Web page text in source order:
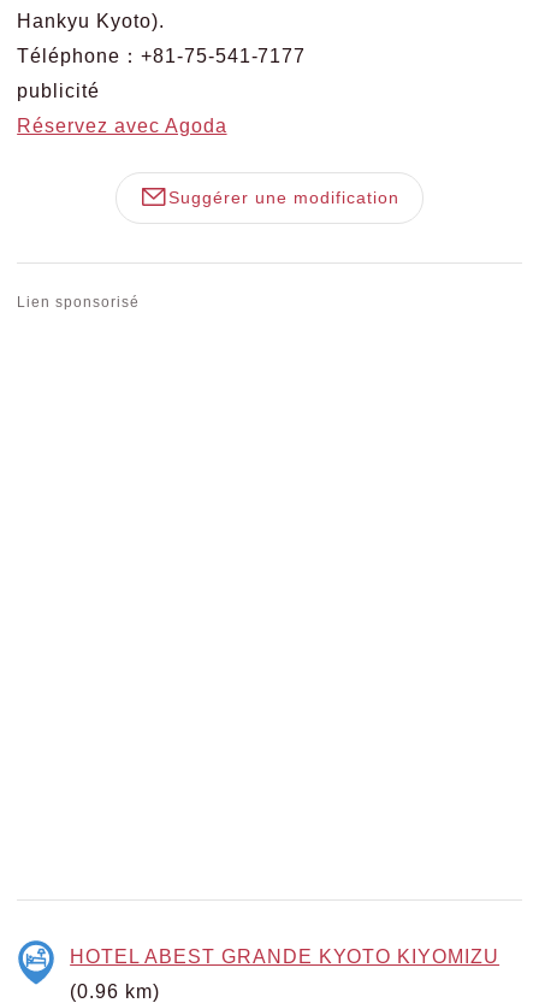
Hankyu Kyoto).
Téléphone：+81-75-541-7177
publicité
Réservez avec Agoda
Suggérer une modification
Lien sponsorisé
HOTEL ABEST GRANDE KYOTO KIYOMIZU
(0.96 km)